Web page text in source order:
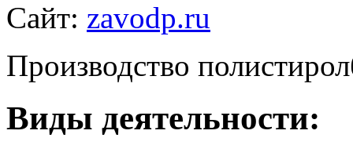
Сайт: zavodp.ru
Производство
Виды деятельности: